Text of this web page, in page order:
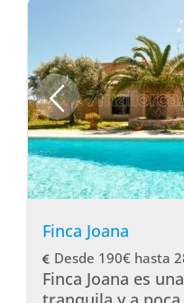
Finca Joana
Desde 190€ hasta
Finca Joana es